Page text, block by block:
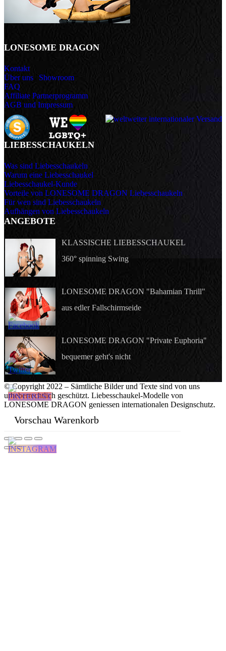
LONESOME DRAGON
Kontakt
Über uns
Showroom
FAQ
Affiliate Partnerprogramm
AGB und Impressum
LIEBESSCHAUKELN
Was sind Liebesschaukeln
Warum eine Liebesschaukel
Liebesschaukel-Kunde
Vorteile von LONESOME DRAGON Liebesschaukeln
Für wen sind Liebesschaukeln
Aufhängen von Liebesschaukeln
ANGEBOTE
KLASSISCHE LIEBESSCHAUKEL
360° spinning Swing
LONESOME DRAGON "Bahamian Thrill"
aus edler Fallschirmseide
LONESOME DRAGON "Private Euphoria"
bequemer geht's nicht
© Copyright 2022 – Sämtliche Bilder und Texte sind von uns
urheberrechtlich geschützt. Liebesschaukel-Modelle von
LONESOME DRAGON geniessen internationalen Designschutz.
Vorschau Warenkorb